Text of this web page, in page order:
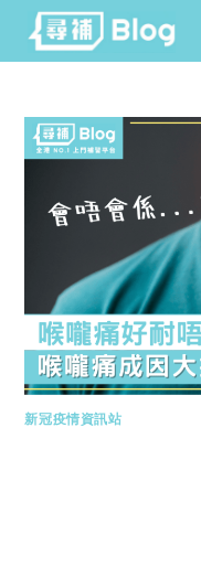
content
新冠疫情資訊站